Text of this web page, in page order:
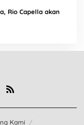
Rio Capella akan
Kami